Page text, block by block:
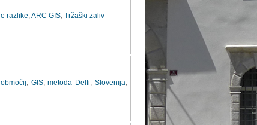
razlike ARC GIS Tržaški zaliv
GIS,metoda Delfi Slovenija